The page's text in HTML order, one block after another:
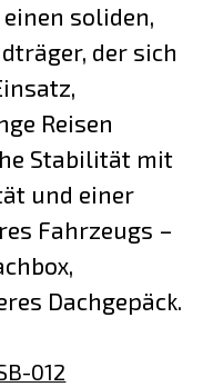
soliden,
der sich
Reisen
Stabilität mit
und einer
Fahrzeugs –
Dachgepäck.
012